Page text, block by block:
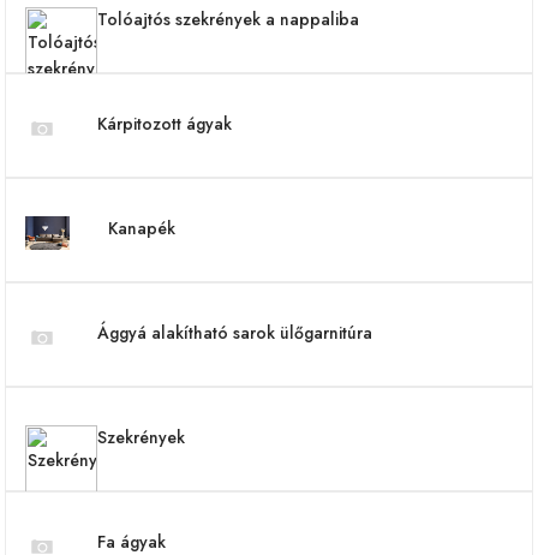
Tolóajtós szekrények a nappaliba
Kárpitozott ágyak
Kanapék
Ággyá alakítható sarok ülőgarnitúra
Szekrények
Fa ágyak